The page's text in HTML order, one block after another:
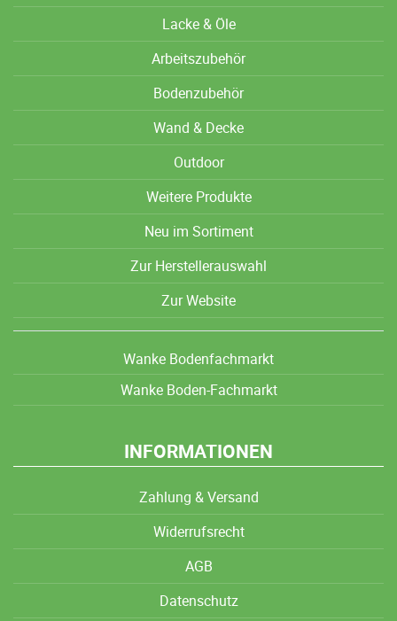
Lacke & Öle
Arbeitszubehör
Bodenzubehör
Wand & Decke
Outdoor
Weitere Produkte
Neu im Sortiment
Zur Herstellerauswahl
Zur Website
Wanke Bodenfachmarkt
Wanke Boden-Fachmarkt
INFORMATIONEN
Zahlung & Versand
Widerrufsrecht
AGB
Datenschutz